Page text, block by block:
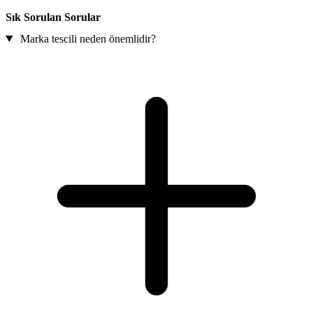
Sık Sorulan Sorular
Marka tescili neden önemlidir?